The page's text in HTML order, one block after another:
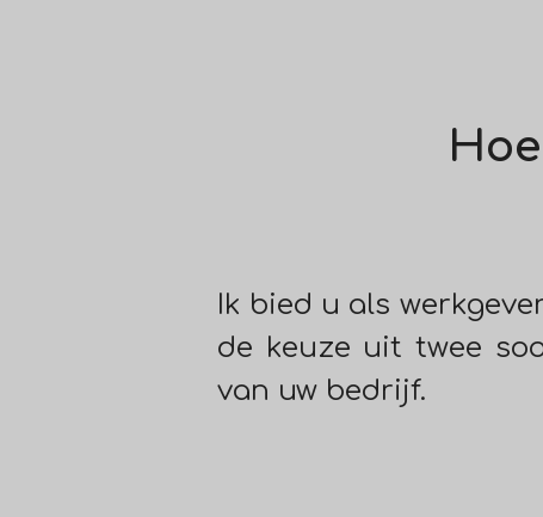
Ik bied u als
de keuze uit twee
van uw bedrijf.